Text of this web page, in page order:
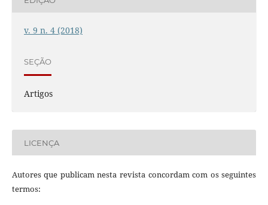
v. 9 n. 4 (2018)
SEÇÃO
Artigos
LICENÇA
Autores que publicam nesta revista concordam com os seguintes
termos: